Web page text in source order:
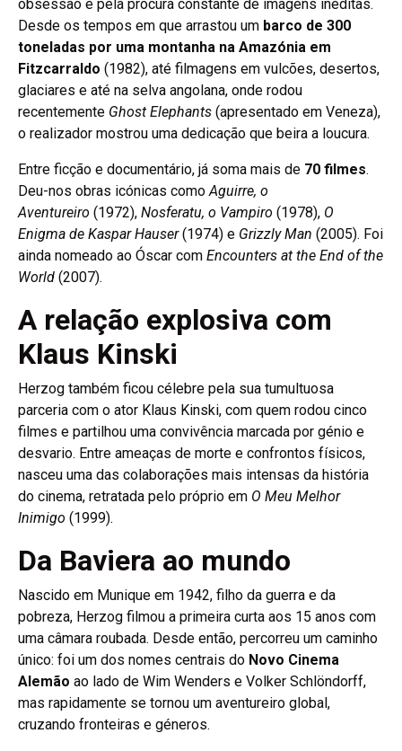
obsessão e pela procura constante de imagens inéditas.
Desde os tempos em que arrastou um barco de 300
toneladas por uma montanha na Amazónia em
Fitzcarraldo (1982), até filmagens em vulcões, desertos,
glaciares e até na selva angolana, onde rodou
recentemente Ghost Elephants (apresentado em Veneza),
o realizador mostrou uma dedicação que beira a loucura.
Entre ficção e documentário, já soma mais de 70 filmes.
Deu-nos obras icónicas comoAguirre, o
Aventureiro (1972), Nosferatu, o Vampiro (1978), O
Enigma de Kaspar Hauser(1974) e Grizzly Man (2005). Foi
ainda nomeado ao Óscar com Encounters at the End of the
World (2007).
A relação explosiva com
Klaus Kinski
Herzog também ficou célebre pela sua tumultuosa
parceria com o ator Klaus Kinski, com quem rodou cinco
filmes e partilhou uma convivência marcada por génio e
desvario. Entre ameaças de morte e confrontos físicos,
nasceu uma das colaborações mais intensas da história
do cinema, retratada pelo próprio em O Meu Melhor
Inimigo (1999).
Da Baviera ao mundo
Nascido em Munique em 1942, filho da guerra e da
pobreza, Herzog filmou a primeira curta aos 15 anos com
uma câmara roubada. Desde então, percorreu um caminho
único: foi um dos nomes centrais do Novo Cinema
Alemão ao lado de Wim Wenders e Volker Schlöndorff,
mas rapidamente se tornou um aventureiro global,
cruzando fronteiras e géneros.